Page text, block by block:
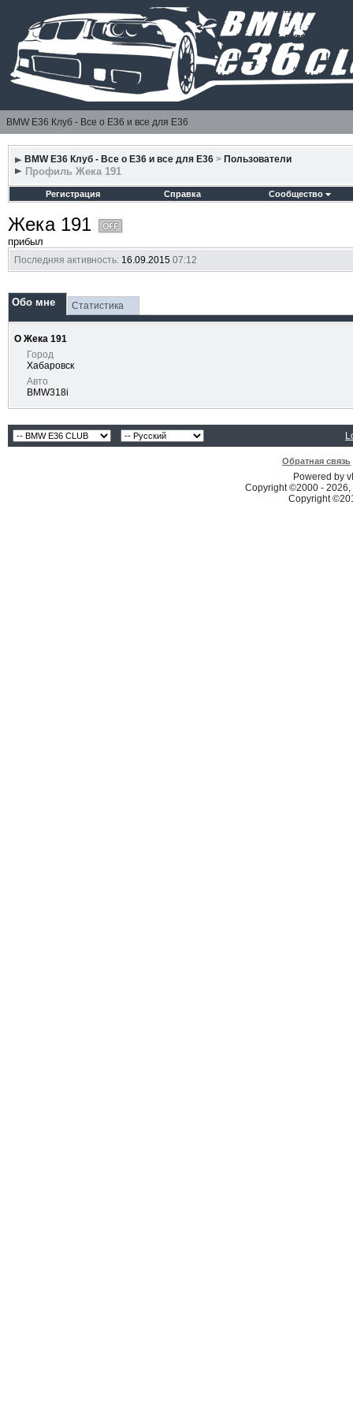
BMW E36 Клуб - Все о Е36 и все для Е36
BMW E36 Клуб - Все о Е36 и все для Е36 > Пользователи
Профиль Жека 191
Регистрация Справка Сообщество
Жека 191
прибыл
Последняя активность:16.09.2015 07:12
Обо мне Статистика
О Жека 191
Город
Хабаровск
Авто
BMW318i
Обратная связь
Powered by
Copyright ©2000 -
Copyright